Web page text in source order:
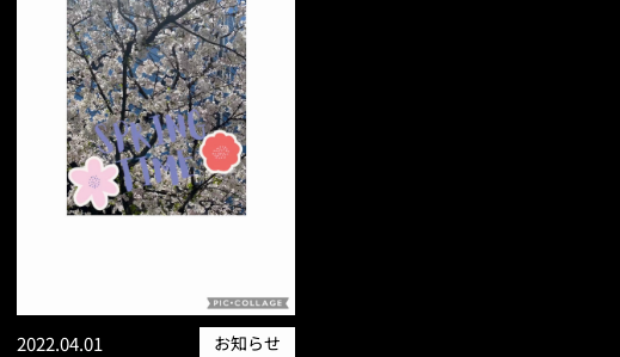
2022.04.01
お知らせ